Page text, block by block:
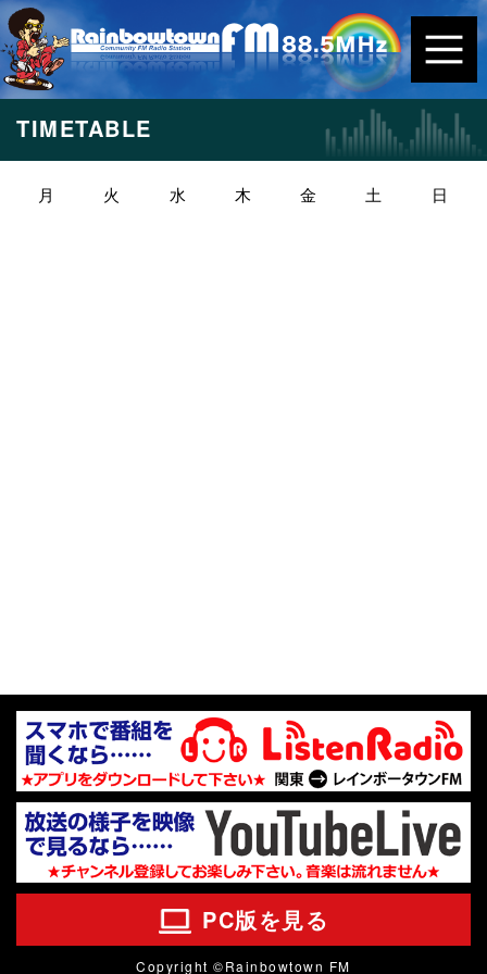
TIMETABLE
月 火 水 木 金 土 日
PC版を見る
Copyright ©Rainbowtown FM